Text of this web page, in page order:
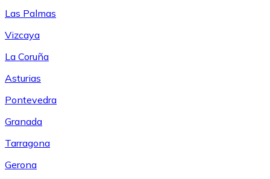
Las Palmas
Vizcaya
La Coruña
Asturias
Pontevedra
Granada
Tarragona
Gerona